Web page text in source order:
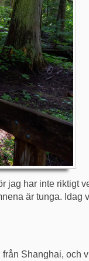
jag har inte riktigt
är tunga. Idag
Shanghai, och